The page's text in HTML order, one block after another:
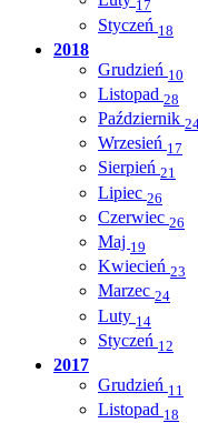
17
Styczeń 18
2018
Grudzień 10
Listopad 28
Październik
Wrzesień 17
Sierpień 21
Lipiec 26
Czerwiec 26
Maj 19
Kwiecień 23
Marzec 24
Luty 14
Styczeń 12
2017
Grudzień 11
Listopad 18